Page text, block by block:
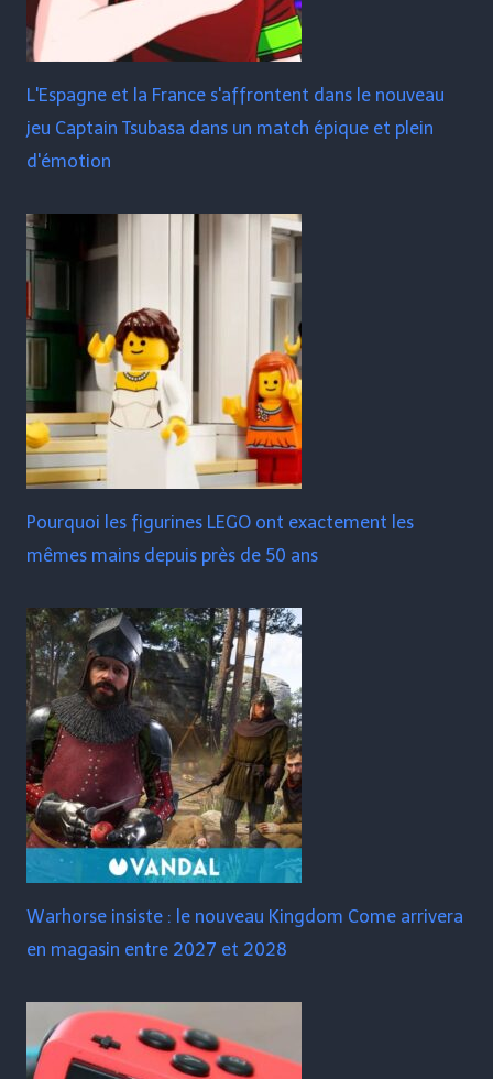
L'Espagne et la France s'affrontent dans le nouveau
jeu Captain Tsubasa dans un match épique et plein
d'émotion
Pourquoi les figurines LEGO ont exactement les
mêmes mains depuis près de 50 ans
Warhorse insiste : le nouveau Kingdom Come arrivera
en magasin entre 2027 et 2028